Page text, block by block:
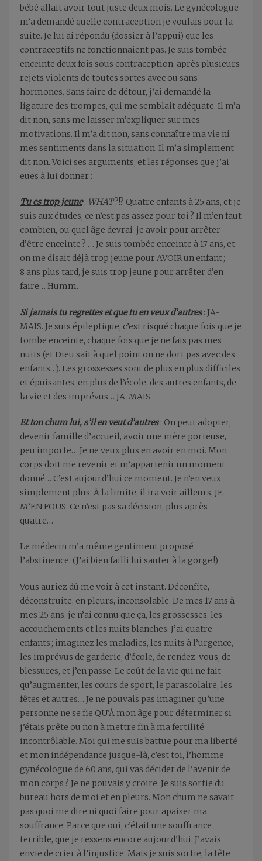
bébé allait avoir tout juste deux mois. Le gynécologue
m’a demandé quelle contraception je voulais pour la
suite. Je lui ai répondu (dossier à l’appui) que les
contraceptifs ne fonctionnaient pas. Je suis tombée
enceinte deux fois sous contraception, après plusieurs
rejets violents de toutes sortes avec ou sans
hormones. Sans faire de détour, j’ai demandé la
ligature des trompes, qui me semblait adéquate. Il m’a
dit non, sans me laisser m’expliquer sur mes
motivations. Il m’a dit non, sans connaître ma vie ni
mes sentiments dans la situation. Il m’a simplement
dit non. Voici ses arguments, et les réponses que j’ai
eues à lui donner :
Tu es trop jeune: WHAT?!? Quatre enfants à 25 ans, et je
suis aux études, ce n’est pas assez pour toi ? Il m’en faut
combien, ou quel âge devrai-je avoir pour arrêter
d’être enceinte ? … Je suis tombée enceinte à 17 ans, et
on me disait déjà trop jeune pour AVOIR un enfant ;
8 ans plus tard, je suis trop jeune pour arrêter d’en
faire… Humm.
Si jamais tu regrettes et que tu en veux d’autres: JA-
MAIS. Je suis épileptique, c’est risqué chaque fois que je
tombe enceinte, chaque fois que je ne fais pas mes
nuits (et Dieu sait à quel point on ne dort pas avec des
enfants…). Les grossesses sont de plus en plus difficiles
et épuisantes, en plus de l’école, des autres enfants, de
la vie et des imprévus… JA-MAIS.
Et ton chum lui, s’il en veut d’autres: On peut adopter,
devenir famille d’accueil, avoir une mère porteuse,
peu importe… Je ne veux plus en avoir en moi. Mon
corps doit me revenir et m’appartenir un moment
donné… C’est aujourd’hui ce moment. Je n’en veux
simplement plus. À la limite, il ira voir ailleurs, JE
M’EN FOUS. Ce n’est pas sa décision, plus après
quatre…
Le médecin m’a même gentiment proposé
l’abstinence. (J’ai bien failli lui sauter à la gorge !)
Vous auriez dû me voir à cet instant. Déconfite,
déconstruite, en pleurs, inconsolable. De mes 17 ans à
mes 25 ans, je n’ai connu que ça, les grossesses, les
accouchements et les nuits blanches. J’ai quatre
enfants ; imaginez les maladies, les nuits à l’urgence,
les imprévus de garderie, d’école, de rendez-vous, de
blessures, et j’en passe. Le coût de la vie qui ne fait
qu’augmenter, les cours de sport, le parascolaire, les
fêtes et autres… Je ne pouvais pas imaginer qu’une
personne ne se fie QU’À mon âge pour déterminer si
j’étais prête ou non à mettre fin à ma fertilité
incontrôlable. Moi qui me suis battue pour ma liberté
et mon indépendance jusque-là, c’est toi, l’homme
gynécologue de 60 ans, qui vas décider de l’avenir de
mon corps ? Je ne pouvais y croire. Je suis sortie du
bureau hors de moi et en pleurs. Mon chum ne savait
pas quoi me dire ni quoi faire pour apaiser ma
souffrance. Parce que oui, c’était une souffrance
terrible, que je ressens encore aujourd’hui. J’avais
envie de crier à l’injustice. Mais je suis sortie, la tête